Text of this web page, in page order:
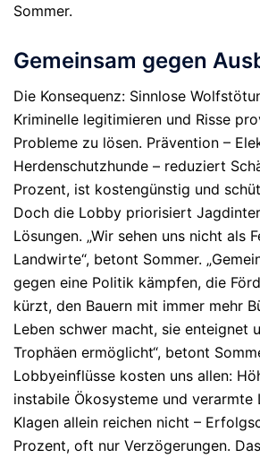
Sommer.
Gemeinsam gegen
Die Konsequenz: Sinnlose
Kriminelle legitimieren und Risse
Probleme zu lösen. Prävention –
Herdenschutzhunde – reduziert
Prozent, ist kostengünstig und
Doch die Lobby priorisiert
Lösungen. „Wir sehen uns nicht als
Landwirte“, betont Sommer.
gegen eine Politik kämpfen, die
kürzt, den Bauern mit immer mehr
Leben schwer macht, sie enteignet
Trophäen ermöglicht“, betont
Lobbyeinflüsse kosten uns allen:
instabile Ökosysteme und verarmte
Klagen allein reichen nicht –
Prozent, oft nur Verzögerungen.